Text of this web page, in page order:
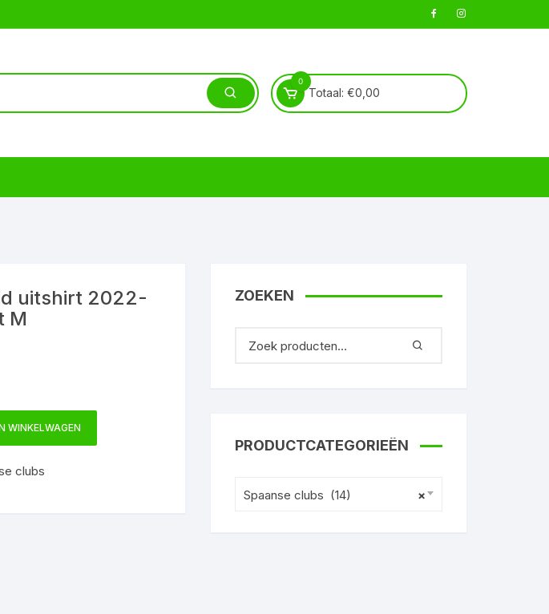
0
Totaal: €0,00
uitshirt 2022-
M
WINKELWAGEN
clubs
ZOEKEN
PRODUCTCATEGORIEËN
×
Spaanse clubs (14)